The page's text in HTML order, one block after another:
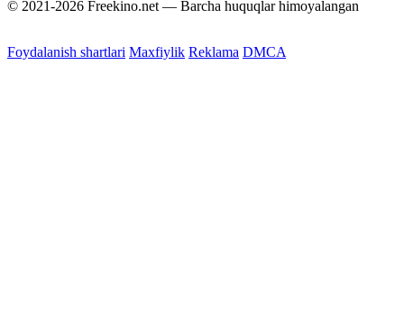
© 2021-2026 Freekino.net — Barcha huquqlar himoyalangan
Foydalanish shartlari Maxfiylik Reklama DMCA